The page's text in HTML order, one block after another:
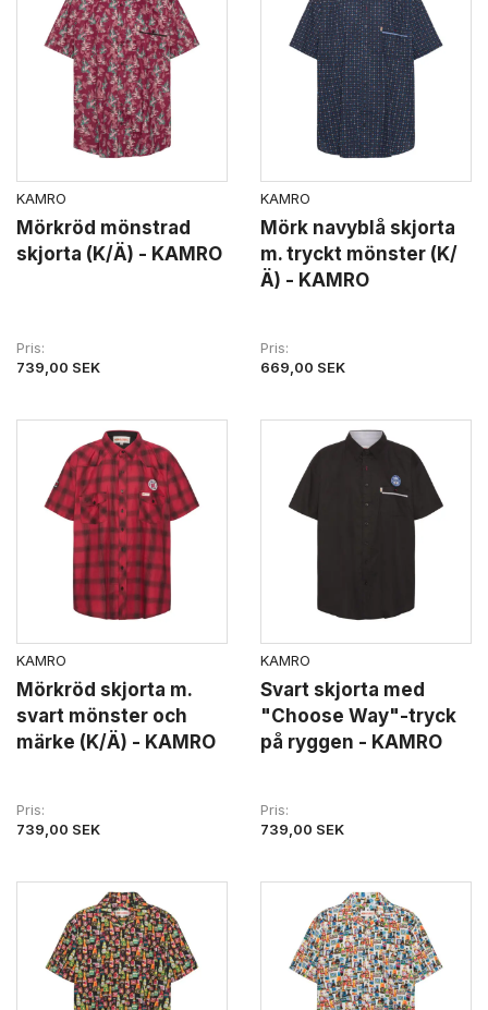
KAMRO
Mörkröd mönstrad
skjorta (K/Ä) - KAMRO
Pris
739,00 SEK
KAMRO
Mörk navyblå skjorta
m. tryckt mönster (K/
Ä) - KAMRO
Pris
669,00 SEK
KAMRO
Mörkröd skjorta m.
svart mönster och
märke (K/Ä) - KAMRO
Pris
739,00 SEK
KAMRO
Svart skjorta med
"Choose Way"-tryck
på ryggen - KAMRO
Pris
739,00 SEK